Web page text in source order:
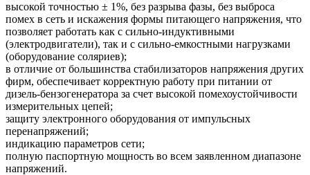
высокой точностью ± 1%, без разрыва фазы, без выброса
помех в сеть и искажения формы питающего напряжения, что
позволяет работать как с сильно-индуктивными
(электродвигатели), так и с сильно-емкостными нагрузками
(оборудование соляриев);
в отличие от большинства стабилизаторов напряжения других
фирм, обеспечивает корректную работу при питании от
дизель-бензогенератора за счет высокой помехоустойчивости
измерительных цепей;
защиту электронного оборудования от импульсных
перенапряжений;
индикацию параметров сети;
полную паспортную мощность во всем заявленном диапазоне
напряжений.